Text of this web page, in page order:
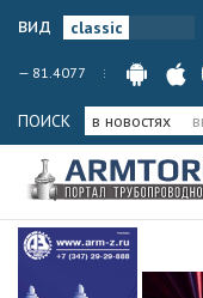
вид
— 81.4077
ПОИСК в новостях